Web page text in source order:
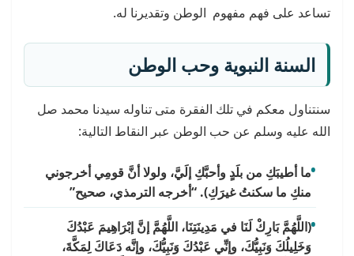
تساعد على فهم مفهوم الوطن وتقديرنا له.
السنة النبوية وحب الوطن
سنتناول معكم في تلك الفقرة متى تناوله سيدنا محمد صل
الله عليه وسلم عن حب الوطن عبر النقاط التالية:
ما أطيبَكِ من بلَدٍ وأحبَّكِ إلَيَّ، ولولا أنَّ قومِي أخرجوني
منكِ ما سكنتُ غيرَكِ). “أخرجه الترمذي، صحيح”
(اللَّهُمَّ بَارِكْ لَنَا في مَدِينَتِنَا، اللَّهُمَّ إنَّ إبْرَاهِيمَ عَبْدُكَ
وَخَلِيلُكَ وَنَبِيُّكَ، وإنِّي عَبْدُكَ وَنَبِيُّكَ، وإنَّه دَعَاكَ لِمَكَّةَ،